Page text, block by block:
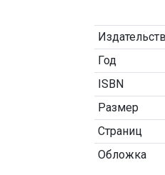
Год
ISBN
Размер
Страниц
Обложка